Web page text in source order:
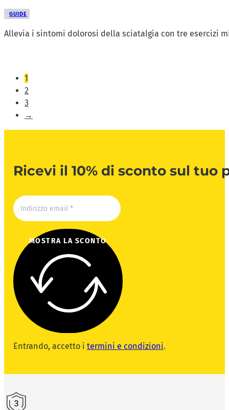
GUIDE
Allevia i sintomi dolorosi della sciatalgia con tre esercizi
1
2
3
→
Ricevi il 10% di sconto sul tuo
MOSTRA LA SCONTO
Entrando, accetto i termini e condizioni.